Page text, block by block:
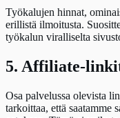
Työkalujen hinnat,
erillistä ilmoitusta.
työkalun viralliselta
5. Affiliate-
Osa palvelussa olevista
tarkoittaa, että saatamme